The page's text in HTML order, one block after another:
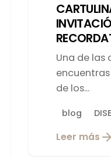
Una de las
de los...
blog
Leer más